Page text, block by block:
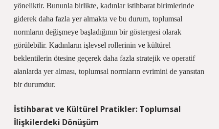
yöneliktir. Bununla birlikte, kadınlar istihbarat birimlerinde
giderek daha fazla yer almakta ve bu durum, toplumsal
normların değişmeye başladığının bir göstergesi olarak
görülebilir. Kadınların işlevsel rollerinin ve kültürel
beklentilerin ötesine geçerek daha fazla stratejik ve operatif
alanlarda yer alması, toplumsal normların evrimini de yansıtan
bir durumdur.
İstihbarat ve Kültürel Pratikler: Toplumsal
İlişkilerdeki Dönüşüm